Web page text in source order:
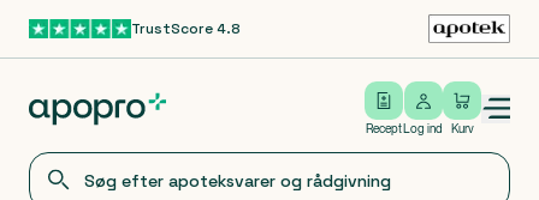
Gå til hovedindholdTrustScore 4.8
Recept
Log ind
Log ind Kurv
Open/close menu